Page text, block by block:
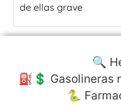
de ellas grave
🔍
⛽️💲 Gasolineras
🐍